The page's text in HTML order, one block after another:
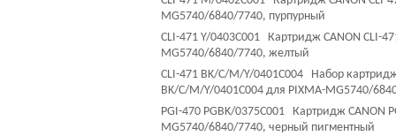
MG5740/6840/7740, пурпурный
CLI-471 Y/0403C001 Картридж CANON CLI-
MG5740/6840/7740, желтый
CLI-471 BK/C/M/Y/0401C004 Набор
BK/C/M/Y/0401C004 для PIXMA-MG5740/
PGI-470 PGBK/0375C001 Картридж CANON
MG5740/6840/7740, черный пигментный